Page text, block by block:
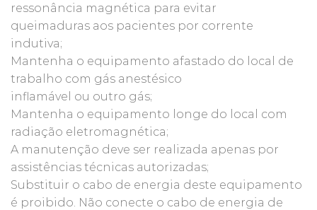
ressonância magnética para evitar
queimaduras aos pacientes por corrente
indutiva;
Mantenha o equipamento afastado do local de
trabalho com gás anestésico
inflamável ou outro gás;
Mantenha o equipamento longe do local com
radiação eletromagnética;
A manutenção deve ser realizada apenas por
assistências técnicas autorizadas;
Substituir o cabo de energia deste equipamento
é proibido. Não conecte o cabo de energia de